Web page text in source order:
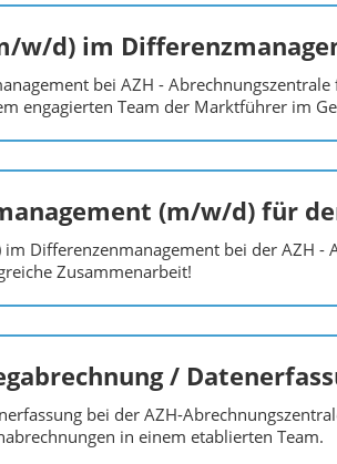
w/d) im
bei AZH -
engagierten Team der Marktführer im
(m/w/d) für
Differenzenmanagement bei der AZH -
Zusammenarbeit!
/
bei der AZH-
in einem etablierten Team.